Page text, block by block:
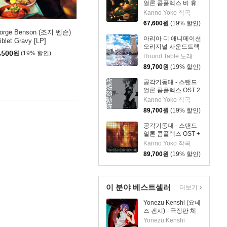
얼론 콤플렉스 비 휴
먼 애니메이션 음악
(Ghost In The Shell
STAND ALONE
COMPLEX be
Human) [2LP]
Kanno Yoko 작곡
67,600원 (19% 할인)
아리아 디 애니메이션
오리지널 사운드트랙
(ARIA The
ANIMATION Original
Soundtrack vinyl
edition)[2LP]
Round Table 노래 외 3명
89,700원 (19% 할인)
공각기동대 - 스탠드
얼론 콤플렉스 OST 2
애니메이션 음악
(Ghost In The Shell
STAND ALONE
COMPLEX O.S.T.2)
[2LP]
Kanno Yoko 작곡
89,700원 (19% 할인)
공각기동대 - 스탠드
얼론 콤플렉스 OST +
애니메이션 음악
(Ghost In The Shell
STAND ALONE
COMPLEX O.S.T.＋)
[2LP]
Kanno Yoko 작곡
89,700원 (19% 할인)
이 분야 베스트셀러
Yonezu Kenshi (요네
즈 켄시) - 극장판 체
인소 맨: 레제편 주제
Yonezu Kenshi
더보기
Benson (조지 벤슨)
Gravy [LP]
원 (19% 할인)